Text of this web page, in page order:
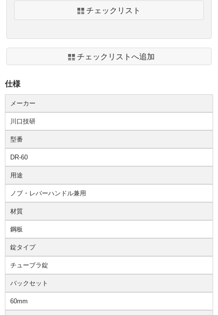
チェックリスト
チェックリストへ追加
仕様
メーカー
川口技研
型番
DR-60
用途
ノブ・レバーハンドル兼用
材質
鋼板
錠タイプ
チューブラ錠
バックセット
60mm